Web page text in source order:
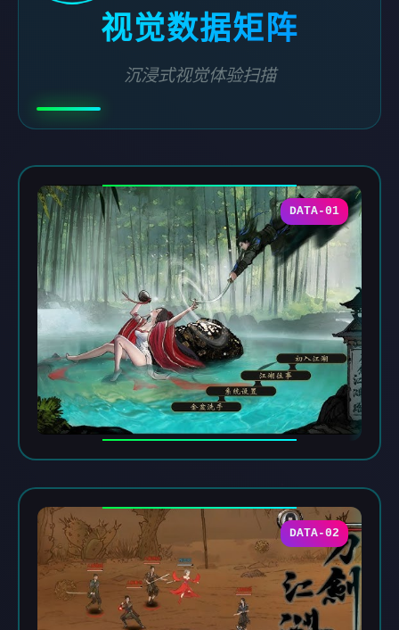
视觉数据矩阵
沉浸式视觉体验扫描
DATA-01
DATA-02